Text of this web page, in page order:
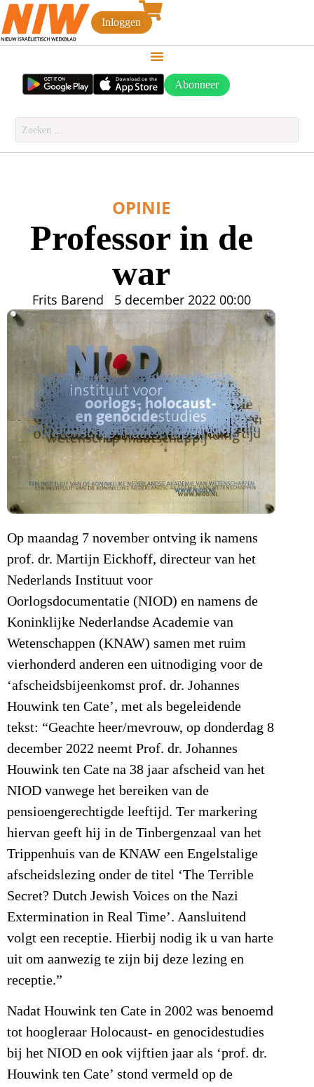
Inloggen
Abonneer
OPINIE
Professor in de
war
Frits Barend 5 december 2022 00:00
Op maandag 7 november ontving ik namens
prof. dr. Martijn Eickhoff, directeur van het
Nederlands Instituut voor
Oorlogsdocumentatie (NIOD) en namens de
Koninklijke Nederlandse Academie van
Wetenschappen (KNAW) samen met ruim
vierhonderd anderen een uitnodiging voor de
‘afscheidsbijeenkomst prof. dr. Johannes
Houwink ten Cate’, met als begeleidende
tekst: “Geachte heer/mevrouw, op donderdag 8
december 2022 neemt Prof. dr. Johannes
Houwink ten Cate na 38 jaar afscheid van het
NIOD vanwege het bereiken van de
pensioengerechtigde leeftijd. Ter markering
hiervan geeft hij in de Tinbergenzaal van het
Trippenhuis van de KNAW een Engelstalige
afscheidslezing onder de titel ‘The Terrible
Secret? Dutch Jewish Voices on the Nazi
Extermination in Real Time’. Aansluitend
volgt een receptie. Hierbij nodig ik u van harte
uit om aanwezig te zijn bij deze lezing en
receptie.”
Nadat Houwink ten Cate in 2002 was benoemd
tot hoogleraar Holocaust- en genocidestudies
bij het NIOD en ook vijftien jaar als ‘prof. dr.
Houwink ten Cate’ stond vermeld op de